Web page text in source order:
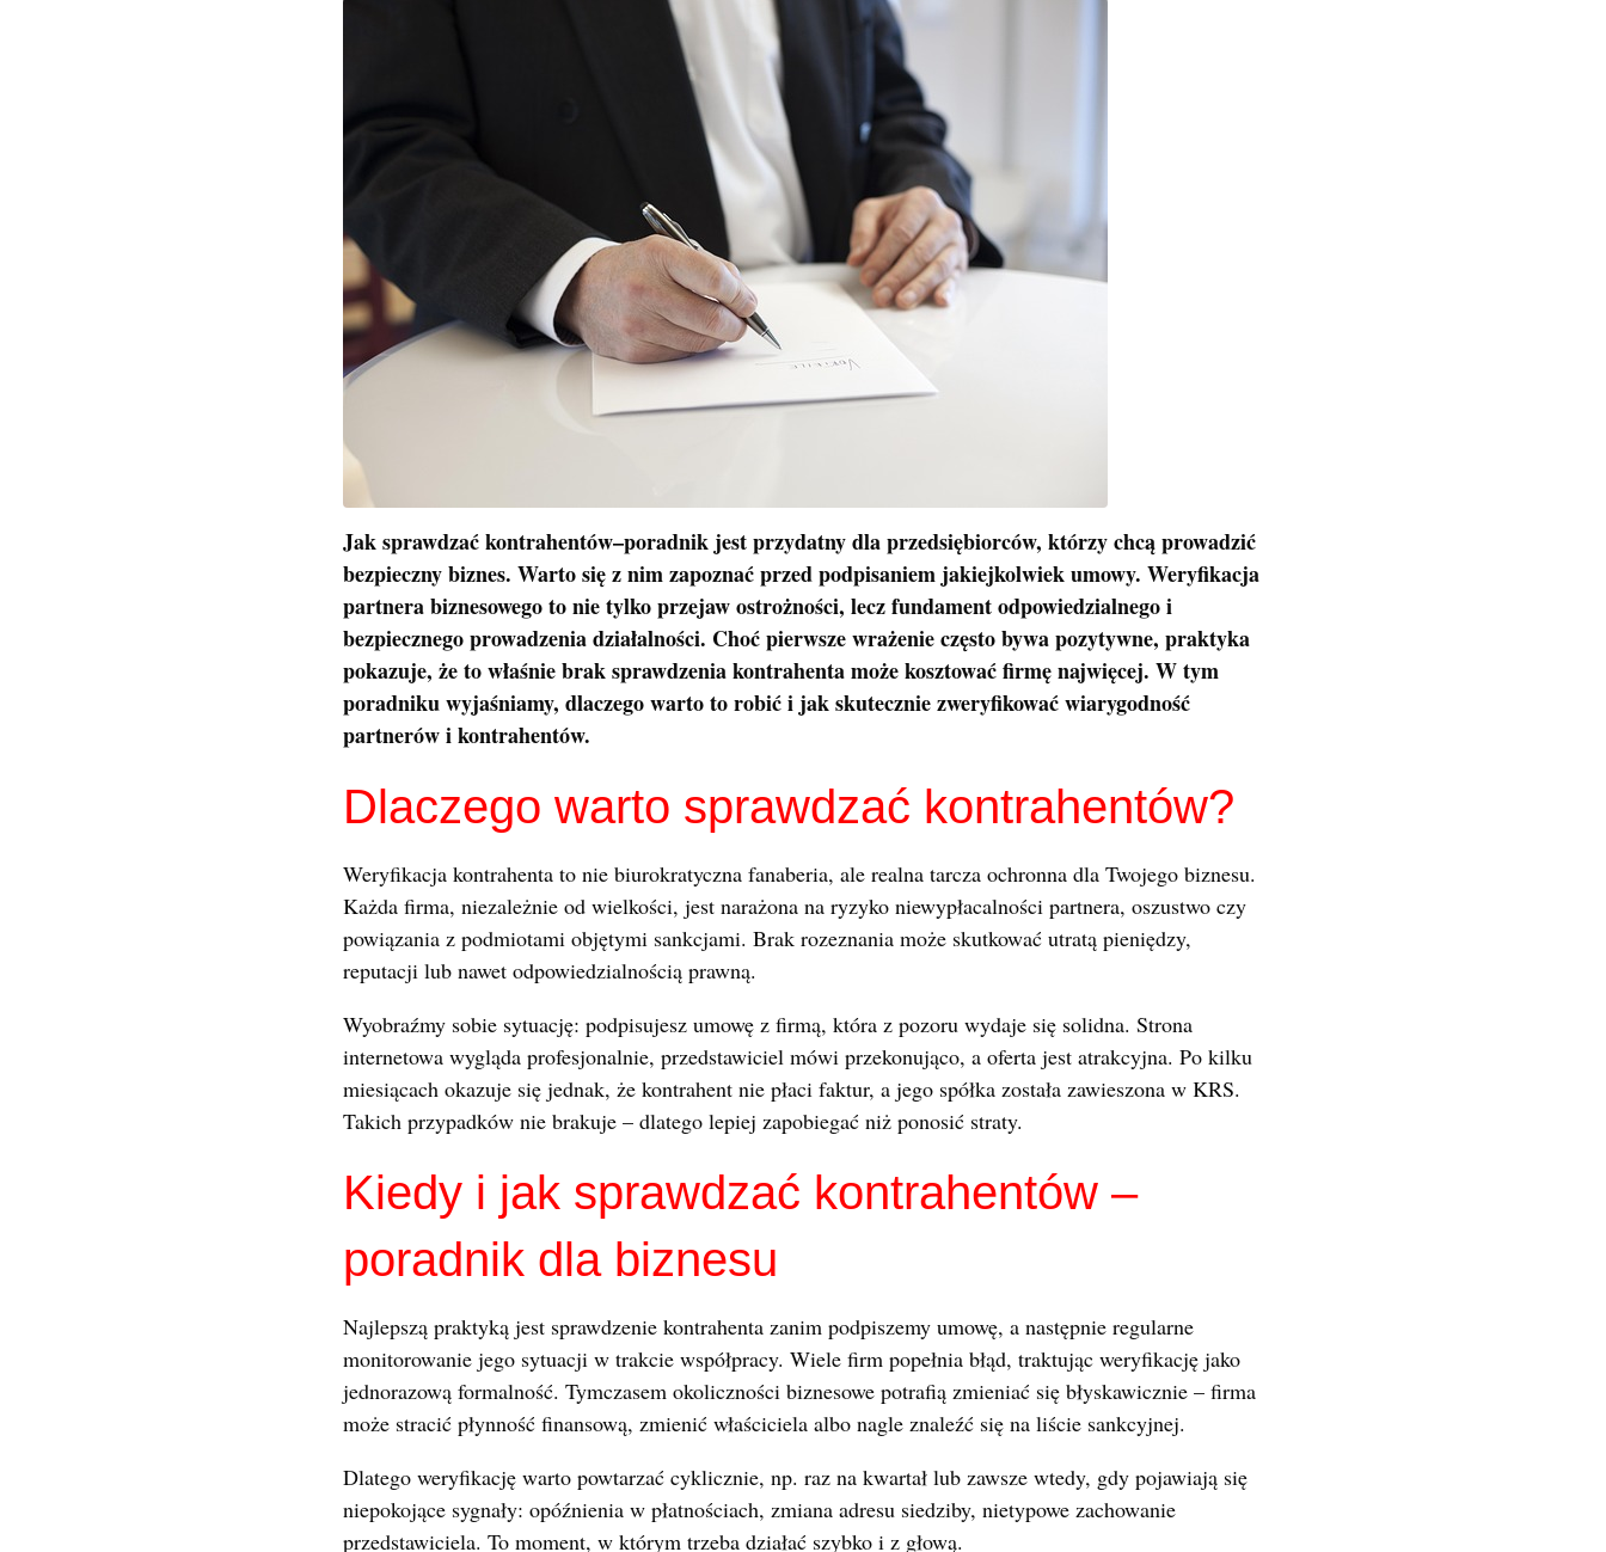
Jak sprawdzać kontrahentów–poradnik jest przydatny dla przedsiębiorców, którzy chcą prowadzić
bezpieczny biznes. Warto się z nim zapoznać przed podpisaniem jakiejkolwiek umowy. Weryfikacja
partnera biznesowego to nie tylko przejaw ostrożności, lecz fundament odpowiedzialnego i
bezpiecznego prowadzenia działalności. Choć pierwsze wrażenie często bywa pozytywne, praktyka
pokazuje, że to właśnie brak sprawdzenia kontrahenta może kosztować firmę najwięcej. W tym
poradniku wyjaśniamy, dlaczego warto to robić i jak skutecznie zweryfikować wiarygodność
partnerów i kontrahentów.
Dlaczego warto sprawdzać kontrahentów?
Weryfikacja kontrahenta to nie biurokratyczna fanaberia, ale realna tarcza ochronna dla Twojego biznesu.
Każda firma, niezależnie od wielkości, jest narażona na ryzyko niewypłacalności partnera, oszustwo czy
powiązania z podmiotami objętymi sankcjami. Brak rozeznania może skutkować utratą pieniędzy,
reputacji lub nawet odpowiedzialnością prawną.
Wyobraźmy sobie sytuację: podpisujesz umowę z firmą, która z pozoru wydaje się solidna. Strona
internetowa wygląda profesjonalnie, przedstawiciel mówi przekonująco, a oferta jest atrakcyjna. Po kilku
miesiącach okazuje się jednak, że kontrahent nie płaci faktur, a jego spółka została zawieszona w KRS.
Takich przypadków nie brakuje – dlatego lepiej zapobiegać niż ponosić straty.
Kiedy i jak sprawdzać kontrahentów –
poradnik dla biznesu
Najlepszą praktyką jest sprawdzenie kontrahenta zanim podpiszemy umowę, a następnie regularne
monitorowanie jego sytuacji w trakcie współpracy. Wiele firm popełnia błąd, traktując weryfikację jako
jednorazową formalność. Tymczasem okoliczności biznesowe potrafią zmieniać się błyskawicznie – firma
może stracić płynność finansową, zmienić właściciela albo nagle znaleźć się na liście sankcyjnej.
Dlatego weryfikację warto powtarzać cyklicznie, np. raz na kwartał lub zawsze wtedy, gdy pojawiają się
niepokojące sygnały: opóźnienia w płatnościach, zmiana adresu siedziby, nietypowe zachowanie
przedstawiciela. To moment, w którym trzeba działać szybko i z głową.